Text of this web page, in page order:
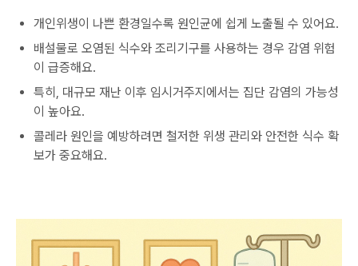
개인위생이 나쁜 환경일수록 원인균에 쉽게 노출될 수 있어요.
배설물로 오염된 식수와 조리기구를 사용하는 경우 감염 위험
이 급증해요.
특히, 대규모 재난 이후 임시거주지에서는 집단 감염의 가능성
이 높아요.
콜레라 원인을 예방하려면 철저한 위생 관리와 안전한 식수 확
보가 중요해요.